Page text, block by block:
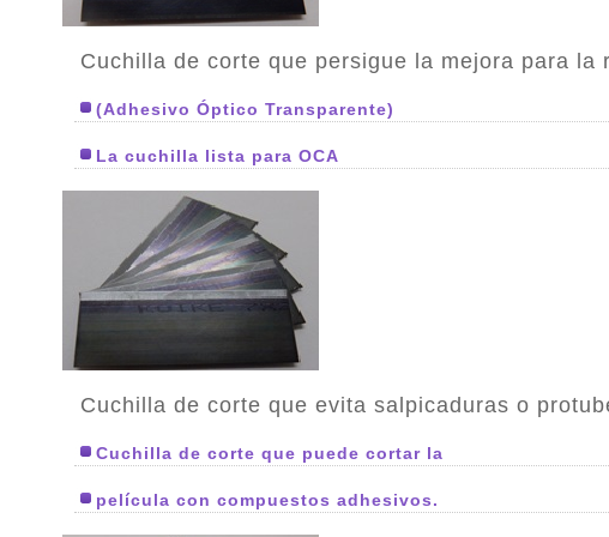
Cuchilla de corte que persigue la mejora para
(Adhesivo Óptico Transparente)
La cuchilla lista para OCA
Cuchilla de corte que evita salpicaduras o
Cuchilla de corte que puede cortar la
película con compuestos adhesivos.